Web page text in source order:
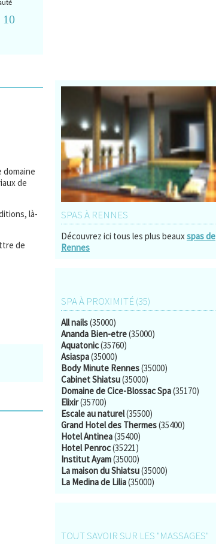
10
de
là-
de
SPAS À RENNES
Découvrez ici tous les plus beauxspas de
Rennes
SPA À PROXIMITÉ (35)
All nails(35000)
Ananda Bien-etre(35000)
Aquatonic(35760)
Asiaspa(35000)
Body Minute Rennes(35000)
Cabinet Shiatsu(35000)
Domaine de Cice-Blossac Spa(35170)
Elixir(35700)
Escale au naturel(35500)
Grand Hotel des Thermes(35400)
Hotel Antinea(35400)
Hotel Penroc(35221)
Institut Ayam(35000)
La maison du Shiatsu(35000)
La Medina de Lilia(35000)
TOUT SAVOIR SUR LES "MASSAGES"